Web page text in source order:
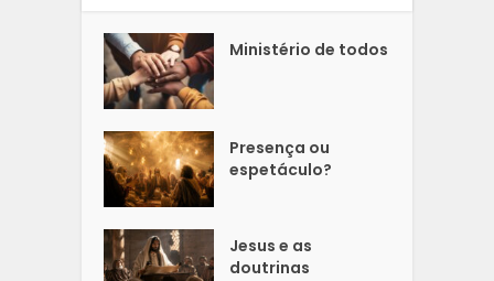
Ministério de todos
Presença ou
espetáculo?
Jesus e as
doutrinas